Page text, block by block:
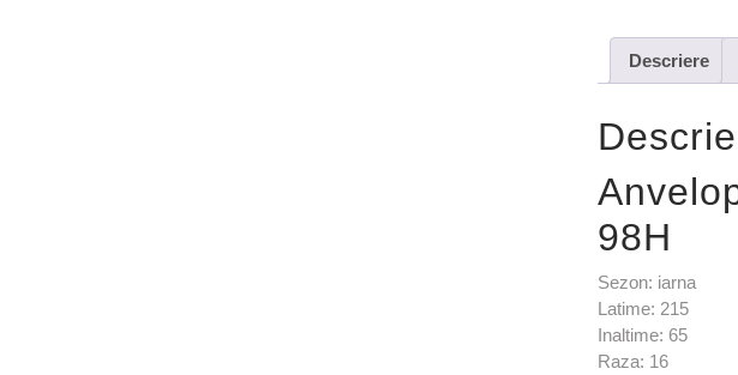
Descriere
98H
Sezon: iarna
Latime: 215
Inaltime: 65
Raza: 16